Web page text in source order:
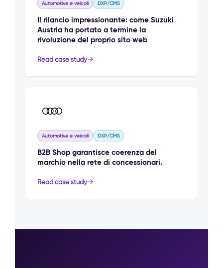
Automotive e veicoli DXP/CMS
Il rilancio impressionante: come Suzuki
Austria ha portato a termine la
rivoluzione del proprio sito web
Read case study
Automotive e veicoli DXP/CMS
B2B Shop garantisce coerenza del
marchio nella rete di concessionari.
Read case study